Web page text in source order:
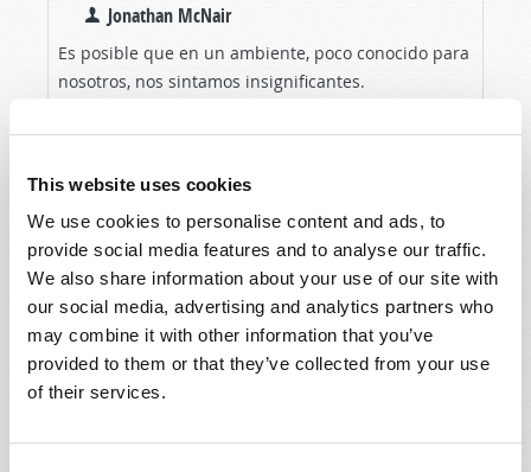
This website uses cookies
We use cookies to personalise content and ads, to
provide social media features and to analyse our traffic.
We also share information about your use of our site with
our social media, advertising and analytics partners who
may combine it with other information that you’ve
provided to them or that they’ve collected from your use
of their services.
Jonathan McNair
Es posible que en un ambiente, poco conocido para
nosotros, nos sintamos insignificantes.
Algunas...